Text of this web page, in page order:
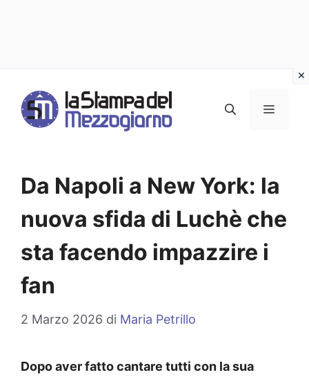
contenuto
MENU
Da Napoli a New York: la
nuova sfida di Luchè che
sta facendo impazzire i
fan
2 Marzo 2026 di Maria Petrillo
Dopo aver fatto cantare tutti con la sua